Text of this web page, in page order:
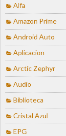
Alfa
Amazon Prime
Android Auto
Aplicacion
Arctic Zephyr
Audio
Biblioteca
Cristal Azul
EPG